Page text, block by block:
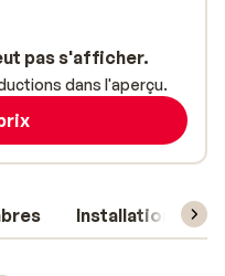
Installations
pas s'afficher.
dans l'aperçu.